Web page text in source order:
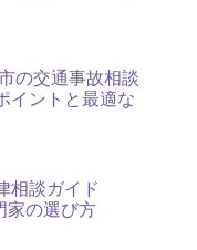
の交通事故相談
イントと最適な
相談ガイド
家の選び方